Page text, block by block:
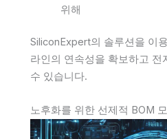
위해
SiliconExpert의 솔루션을 이
라인의 연속성을 확보하고
수 있습니다.
노후화를 위한 선제적 BOM